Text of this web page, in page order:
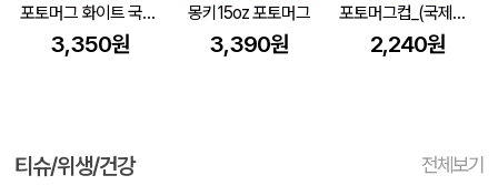
포토머그 화이트 국산 340ml
3,350원
몽키15oz 포토머그
3,390원
포토머그컵_(국제전화)
2,240원
티슈/위생/건강 전체보기